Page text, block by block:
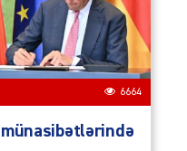
6664